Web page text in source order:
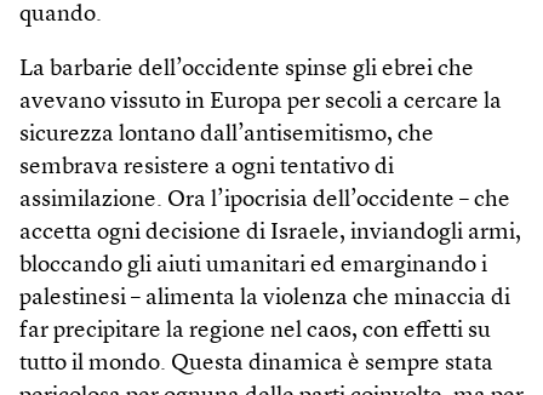
quando.
La barbarie dell’occidente spinse gli ebrei che
avevano vissuto in Europa per secoli a cercare la
sicurezza lontano dall’antisemitismo, che
sembrava resistere a ogni tentativo di
assimilazione. Ora l’ipocrisia dell’occidente – che
accetta ogni decisione di Israele, inviandogli armi,
bloccando gli aiuti umanitari ed emarginando i
palestinesi – alimenta la violenza che minaccia di
far precipitare la regione nel caos, con effetti su
tutto il mondo. Questa dinamica è sempre stata